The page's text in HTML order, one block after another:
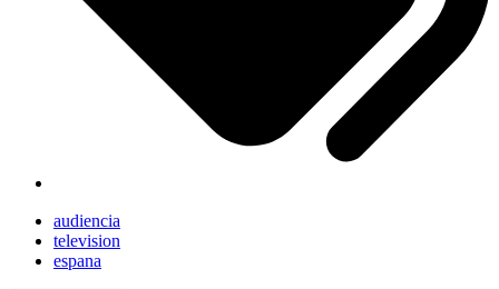
audiencia
television
espana